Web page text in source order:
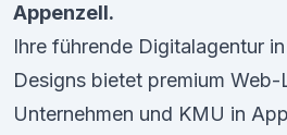
Appenzell.
Ihre führende Digitalagentur
Designs bietet premium
Unternehmen und KMU in